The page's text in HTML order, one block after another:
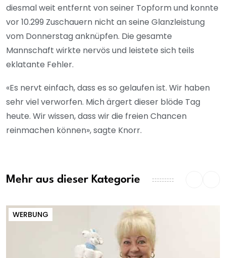
diesmal weit entfernt von seiner Topform und konnte
vor 10.299 Zuschauern nicht an seine Glanzleistung
vom Donnerstag anknüpfen. Die gesamte
Mannschaft wirkte nervös und leistete sich teils
eklatante Fehler.
«Es nervt einfach, dass es so gelaufen ist. Wir haben
sehr viel verworfen. Mich ärgert dieser blöde Tag
heute. Wir wissen, dass wir die freien Chancen
reinmachen können», sagte Knorr.
Mehr aus dieser Kategorie
WERBUNG